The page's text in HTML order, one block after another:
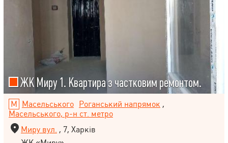
ЖК Миру 1. Квартира з частковим ремонтом.
Масельського Роганський напрямок ,
Масельського, р-н ст. метро
Миру вул. , 7, Харків